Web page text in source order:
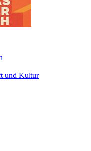
und Kultur